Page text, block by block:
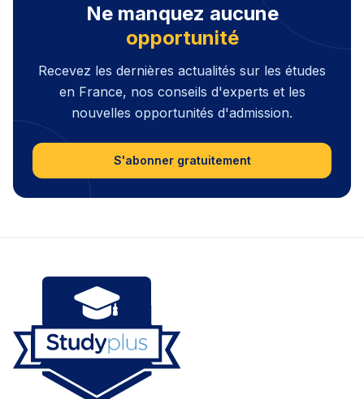
Ne manquez aucune
opportunité
Recevez les dernières actualités sur les études
en France, nos conseils d'experts et les
nouvelles opportunités d'admission.
S'abonner gratuitement